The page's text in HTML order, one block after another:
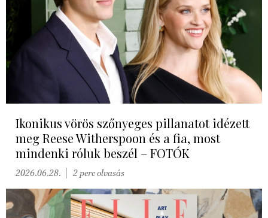
Ikonikus vörös szőnyeges pillanatot idézett
meg Reese Witherspoon és a fia, most
mindenki róluk beszél – FOTÓK
2026.06.28. 2 perc olvasás